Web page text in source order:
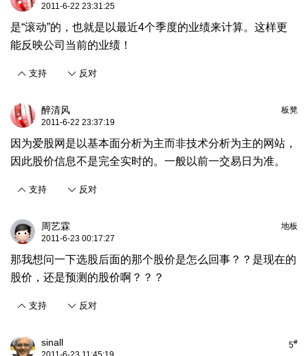
2011-6-22 23:31:25
是“滚动”的，也就是以最近4个季度的业绩来计算。这样更
能反映公司当前的业绩！
支持 反对
板凳
醉清风
2011-6-22 23:37:19
因为爱股网是以基本面分析为主而非技术分析为主的网站，
因此股价信息不是完全实时的。一般以前一交易日为准。
支持 反对
地板
周艺霖
2011-6-23 00:17:27
那我想问一下选股后面的那个股价是怎么回事？？是现在的
股价，还是预测的股价啊？？？
支持 反对
5#
sinall